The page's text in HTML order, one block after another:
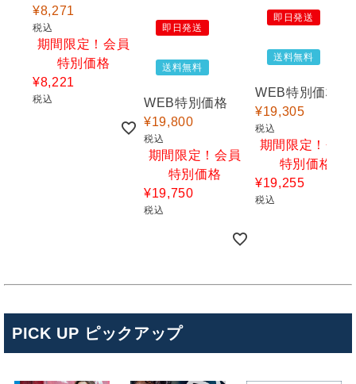
¥8,271
税込
期間限定！会員
特別価格
¥8,221
税込
即日発送
送料無料
WEB特別価格
¥19,800
税込
期間限定！会員
特別価格
¥19,750
税込
即日発送
送料無料
WEB特別価格
¥19,305
税込
期間限定！会員
特別価格
¥19,255
税込
PICK UP ピックアップ